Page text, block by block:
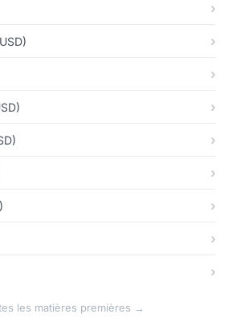
les matières premières →